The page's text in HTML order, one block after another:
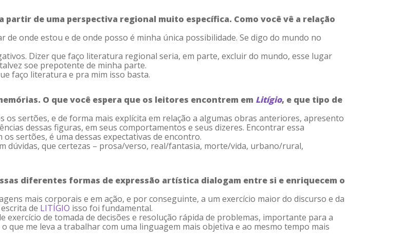
de uma perspectiva regional muito específica. Como você vê a relação
onde estou e de onde posso é minha única possibilidade. Se digo do mundo no
Dizer que faço literatura regional seria, em parte, excluir do mundo, esse lugar
soe prepotente de minha parte.
faço literatura e pra mim isso basta.
O que você espera que os leitores encontrem em Litígio, e que tipo de
sertões, e de forma mais explícita em relação a algumas obras anteriores, apresento
dessas figuras, em seus comportamentos e seus dizeres. Encontrar essa
sertões, é uma dessas expectativas de encontro.
dúvidas, que certezas – prosa/verso, real/fantasia, morte/vida, urbano/rural,
diferentes formas de expressão artística dialogam entre si e enriquecem o
mais corporais e em ação, e por conseguinte, a um exercício maior do discurso e da
de LITÍGIO isso foi fundamental.
de tomada de decisões e resolução rápida de problemas, importante para a
que me leva a trabalhar com uma linguagem mais objetiva e ao mesmo tempo mais